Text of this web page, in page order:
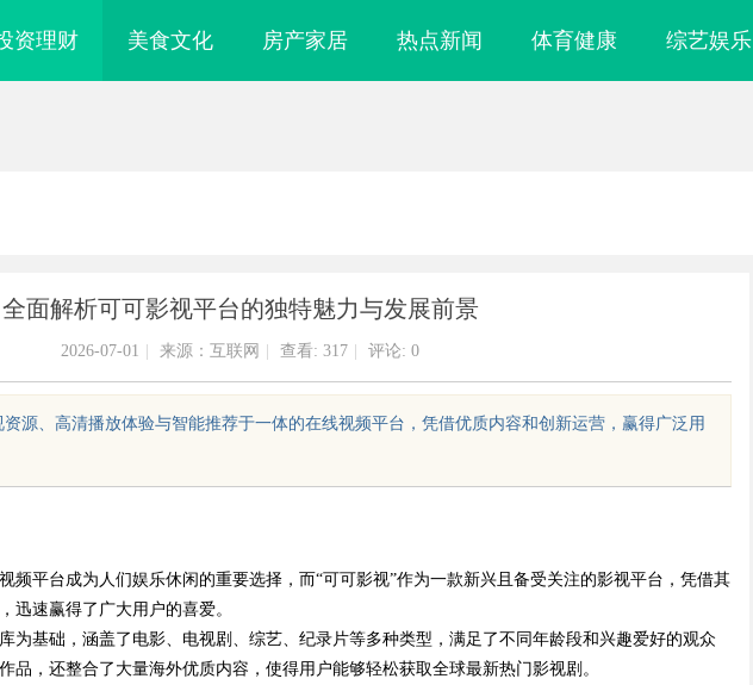
资理财 美食文化 房产家居 热点新闻 体育健康 综艺娱乐
全面解析可可影视平台的独特魅力与发展前景
2026-07-01 来源：互联网 查看: 317 评论: 0
源、高清播放体验与智能推荐于一体的在线视频平台，凭借优质内容和创新运营，赢得广泛用
频平台成为人们娱乐休闲的重要选择，而“可可影视”作为一款新兴且备受关注的影视平台，凭借其
迅速赢得了广大用户的喜爱。
为基础，涵盖了电影、电视剧、综艺、纪录片等多种类型，满足了不同年龄段和兴趣爱好的观众
品，还整合了大量海外优质内容，使得用户能够轻松获取全球最新热门影视剧。